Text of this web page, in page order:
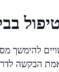
להימשך
הבקשה